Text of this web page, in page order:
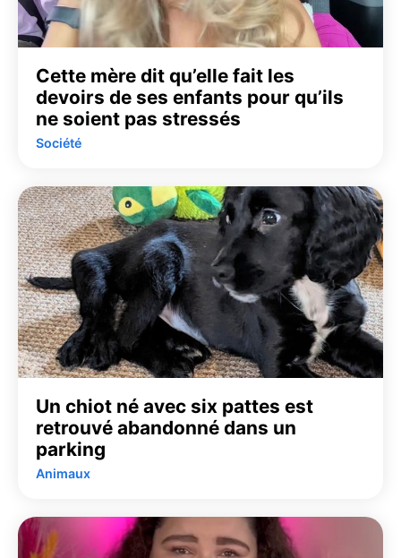
Cette mère dit qu’elle fait les
devoirs de ses enfants pour qu’ils
ne soient pas stressés
Société
Un chiot né avec six pattes est
retrouvé abandonné dans un
parking
Animaux